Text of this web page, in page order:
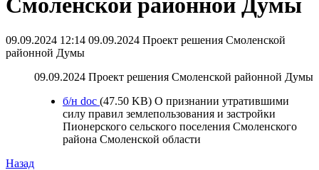
Смоленской районной Думы
09.09.2024 12:14 09.09.2024 Проект решения Смоленской
районной Думы
09.09.2024 Проект решения Смоленской районной Думы
б/н doc (47.50 KB) О признании утратившими
силу правил землепользования и застройки
Пионерского сельского поселения Смоленского
района Смоленской области
Назад